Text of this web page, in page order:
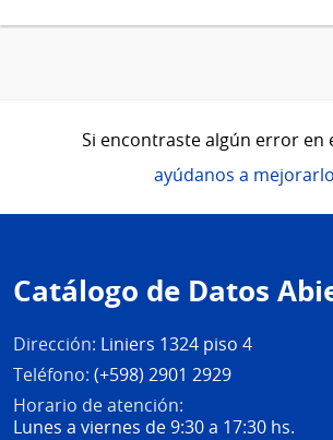
Si encontraste algún error en
ayúdanos a mejorarlo
de
página
Catálogo de Datos
Dirección: Liniers 1324 piso 4
Teléfono: (+598) 2901 2929
Horario de atención:
Lunes a viernes de 9:30 a 17:30 hs.